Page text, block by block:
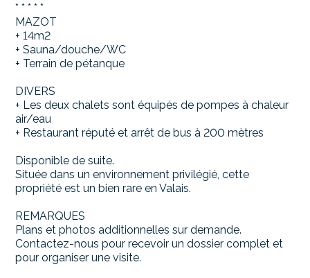
* * * * *
MAZOT
+ 14m2
+ Sauna/douche/WC
+ Terrain de pétanque
DIVERS
+ Les deux chalets sont équipés de pompes à chaleur
air/eau
+ Restaurant réputé et arrêt de bus à 200 mètres
Disponible de suite.
Située dans un environnement privilégié, cette
propriété est un bien rare en Valais.
REMARQUES
Plans et photos additionnelles sur demande.
Contactez-nous pour recevoir un dossier complet et
pour organiser une visite.